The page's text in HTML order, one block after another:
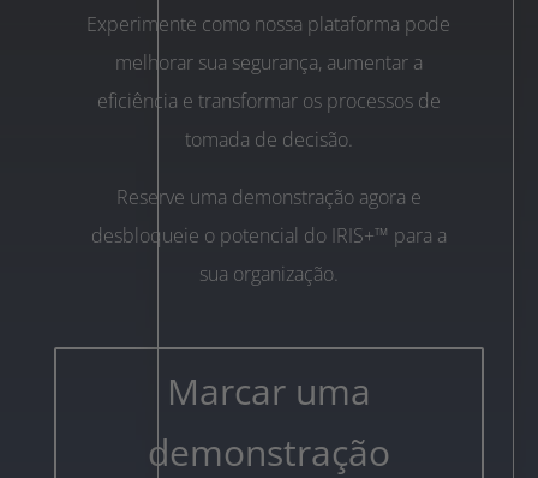
Experimente como nossa plataforma pode
melhorar sua segurança, aumentar a
eficiência e transformar os processos de
tomada de decisão.
Reserve uma demonstração agora e
desbloqueie o potencial do IRIS+™ para a
sua organização.
Marcar uma
demonstração